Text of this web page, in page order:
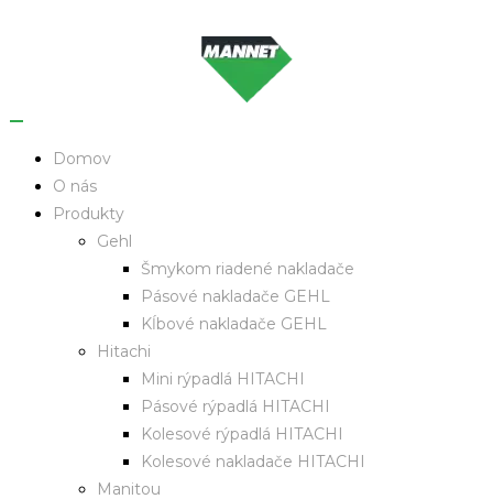
Domov
O nás
Produkty
Gehl
Šmykom riadené nakladače
Pásové nakladače GEHL
Kĺbové nakladače GEHL
Hitachi
Mini rýpadlá HITACHI
Pásové rýpadlá HITACHI
Kolesové rýpadlá HITACHI
Kolesové nakladače HITACHI
Manitou